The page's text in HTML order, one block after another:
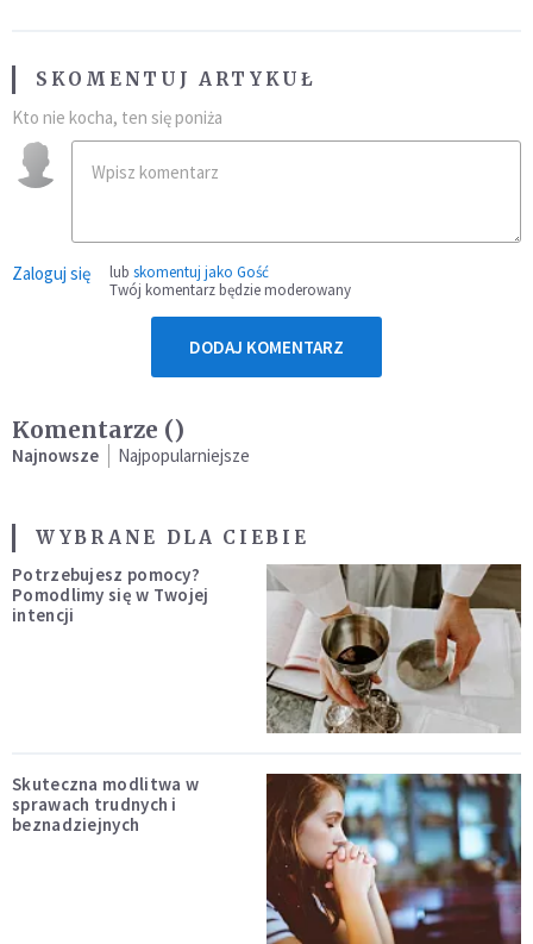
SKOMENTUJ ARTYKUŁ
Kto nie kocha, ten się poniża
Zaloguj się lub skomentuj jako Gość
Twój komentarz będzie moderowany
DODAJ KOMENTARZ
Komentarze ()
Najnowsze Najpopularniejsze
WYBRANE DLA CIEBIE
Potrzebujesz pomocy?
Pomodlimy się w Twojej
intencji
Skuteczna modlitwa w
sprawach trudnych i
beznadziejnych